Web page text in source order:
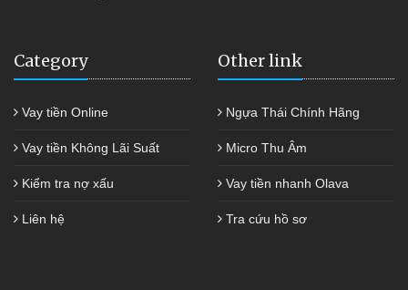
Category
Vay tiền Online
Vay tiền Không Lãi Suất
Kiểm tra nợ xấu
Liên hệ
Other link
Ngựa Thái Chính Hãng
Micro Thu Âm
Vay tiền nhanh Olava
Tra cứu hồ sơ